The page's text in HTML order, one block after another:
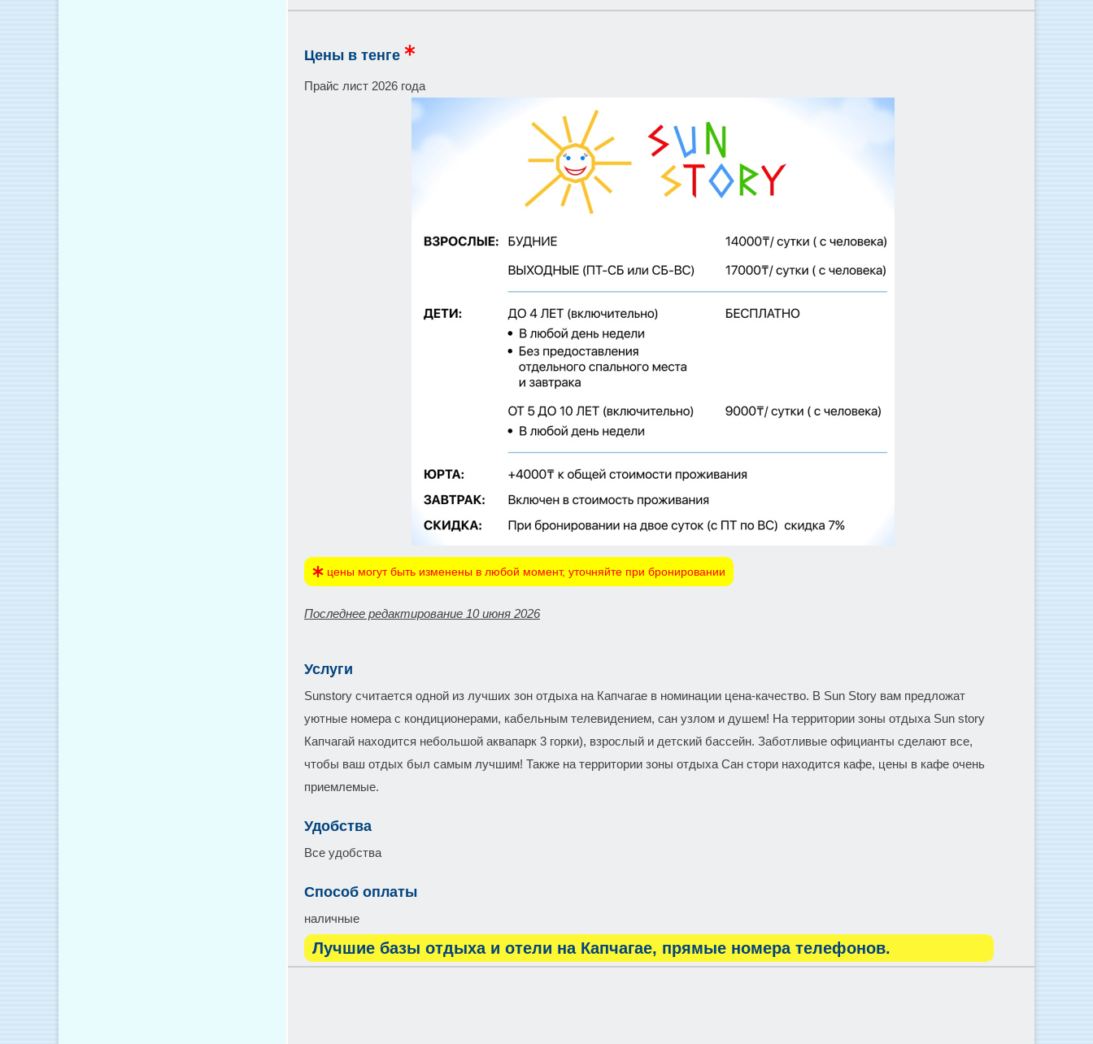
Цены в тенге
Прайс лист 2026 года
цены могут быть изменены в любой момент, уточняйте при бронировании
Последнее редактирование 10 июня 2026
Услуги
Sunstory считается одной из лучших зон отдыха на Капчагае в номинации цена-качество. В Sun Story вам предложат
уютные номера с кондиционерами, кабельным телевидением, сан узлом и душем! На территории зоны отдыха Sun story
Капчагай находится небольшой аквапарк 3 горки), взрослый и детский бассейн. Заботливые официанты сделают все,
чтобы ваш отдых был самым лучшим! Также на территории зоны отдыха Сан стори находится кафе, цены в кафе очень
приемлемые.
Удобства
Все удобства
Способ оплаты
наличные
Лучшие базы отдыха и отели на Капчагае, прямые номера телефонов.